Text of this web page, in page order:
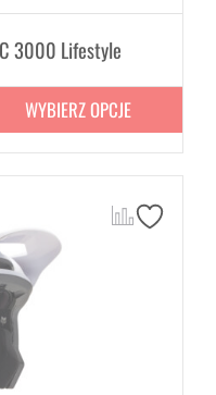
3000 Lifestyle
WYBIERZ OPCJE